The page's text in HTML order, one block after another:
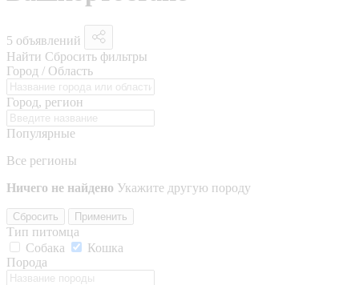
5 объявлений
Найти Сбросить фильтры
Город / Область
Город, регион
Популярные
Все регионы
Ничего не найдено Укажите другую породу
Сбросить Применить
Тип питомца
Собака
Кошка
Порода